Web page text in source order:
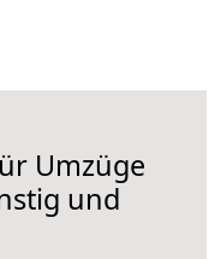
Umzüge
und